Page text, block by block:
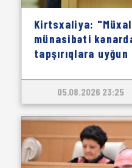
Kirtsxaliya:
münasibəti
tapşırıqlara
05.08.2026 23:25